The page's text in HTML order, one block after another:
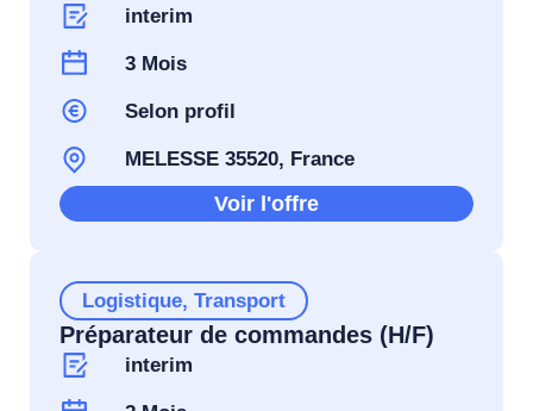
interim
3 Mois
Selon profil
MELESSE 35520, France
Voir l'offre
Logistique, Transport
Préparateur de commandes (H/F)
interim